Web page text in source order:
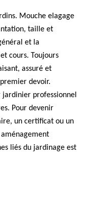
Mouche elagage
taille et
et la
cours. Toujours
assuré et
devoir.
professionnel
Pour devenir
un certificat ou un
liés du jardinage est